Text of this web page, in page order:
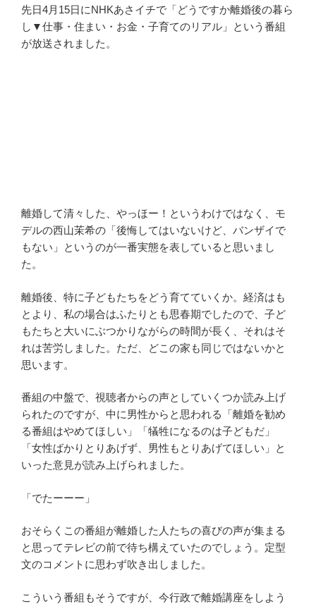
先日4月15日にNHKあさイチで「どうですか離婚後の暮ら
し▼仕事・住まい・お金・子育てのリアル」という番組
が放送されました。
離婚して清々した、やっほー！というわけではなく、モ
デルの西山茉希の「後悔してはいないけど、バンザイで
もない」というのが一番実態を表していると思いまし
た。
離婚後、特に子どもたちをどう育てていくか。経済はも
とより、私の場合はふたりとも思春期でしたので、子ど
もたちと大いにぶつかりながらの時間が長く、それはそ
れは苦労しました。ただ、どこの家も同じではないかと
思います。
番組の中盤で、視聴者からの声としていくつか読み上げ
られたのですが、中に男性からと思われる「離婚を勧め
る番組はやめてほしい」「犠牲になるのは子どもだ」
「女性ばかりとりあげず、男性もとりあげてほしい」と
いった意見が読み上げられました。
「でたーーー」
おそらくこの番組が離婚した人たちの喜びの声が集まる
と思ってテレビの前で待ち構えていたのでしょう。定型
文のコメントに思わず吹き出しました。
こういう番組もそうですが、今行政で離婚講座をしよう